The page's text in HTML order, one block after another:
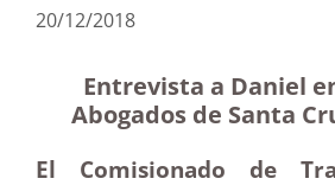
20/12/2018
Entrevista a Daniel
Abogados de Santa
El Comisionado de